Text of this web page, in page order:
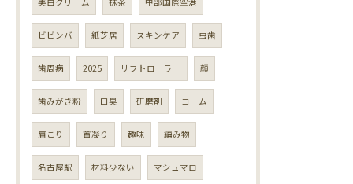
ビビンバ 紙芝居 スキンケア 虫歯
歯周病 2025 リフトローラー 顔
歯みがき粉 口臭 研磨剤 コーム
肩こり 首凝り 趣味 編み物
名古屋駅 材料少ない マシュマロ